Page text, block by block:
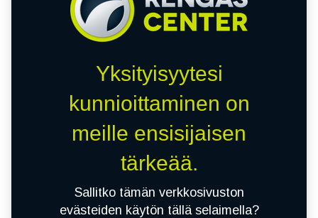
Yksityisyytesi
kunnioittaminen on
meille ensisijaisen
tärkeää.
Sallitko tämän verkkosivuston
evästeiden käytön tällä selaimella?